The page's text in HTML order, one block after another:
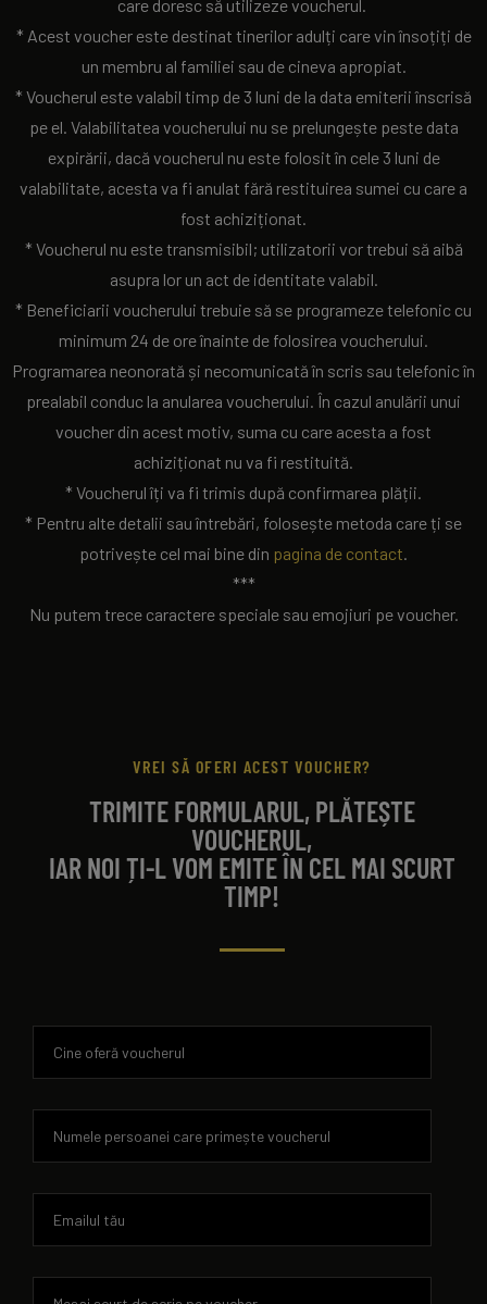
care doresc să utilizeze voucherul.
* Acest voucher este destinat tinerilor adulți care vin însoțiți de
un membru al familiei sau de cineva apropiat.
* Voucherul este valabil timp de 3 luni de la data emiterii înscrisă
pe el. Valabilitatea voucherului nu se prelungește peste data
expirării, dacă voucherul nu este folosit în cele 3 luni de
valabilitate, acesta va fi anulat fără restituirea sumei cu care a
fost achiziționat.
* Voucherul nu este transmisibil; utilizatorii vor trebui să aibă
asupra lor un act de identitate valabil.
* Beneficiarii voucherului trebuie să se programeze telefonic cu
minimum 24 de ore înainte de folosirea voucherului.
Programarea neonorată și necomunicată în scris sau telefonic în
prealabil conduc la anularea voucherului. În cazul anulării unui
voucher din acest motiv, suma cu care acesta a fost
achiziționat nu va fi restituită.
* Voucherul îți va fi trimis după confirmarea plății.
* Pentru alte detalii sau întrebări, folosește metoda care ți se
potrivește cel mai bine din pagina de contact.
***
Nu putem trece caractere speciale sau emojiuri pe voucher.
VREI SĂ OFERI ACEST VOUCHER?
TRIMITE FORMULARUL, PLĂTEȘTE
VOUCHERUL,
IAR NOI ȚI-L VOM EMITE ÎN CEL MAI SCURT
TIMP!